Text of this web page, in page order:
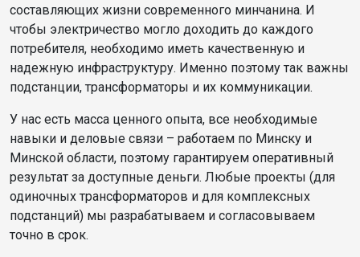
составляющих жизни современного минчанина. И
чтобы электричество могло доходить до каждого
потребителя, необходимо иметь качественную и
надежную инфраструктуру. Именно поэтому так важны
подстанции, трансформаторы и их коммуникации.
У нас есть масса ценного опыта, все необходимые
навыки и деловые связи – работаем по Минску и
Минской области, поэтому гарантируем оперативный
результат за доступные деньги. Любые проекты (для
одиночных трансформаторов и для комплексных
подстанций) мы разрабатываем и согласовываем
точно в срок.